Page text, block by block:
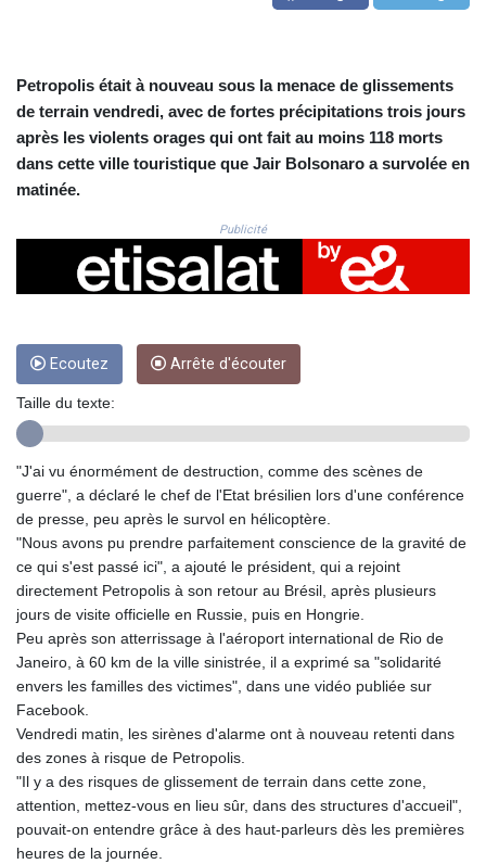
CRC 523.993489
CVE 110.26363
CZK 24.258158
DJF 205.267449
DKK 7.477932
DOP 67.289164
ERN 17.342035
ETB 186.049588
FJD 2.553384
GEL 3.017966
GGP 0.857252
GNF 10123.874202
GTQ 8.794891
GYD 241.157003
HKD 9.067746
HNL 30.895616
HRK 7.536622
HTG 150.718127
HUF 363.096405
IDR 20580.370421
ILS 3.468234
INR 110.076256
IQD 1509.981237
IRR
1590322.371805
ISK 142.598215
Petropolis était à nouveau sous la menace de glissements
de terrain vendredi, avec de fortes précipitations trois jours
après les violents orages qui ont fait au moins 118 morts
dans cette ville touristique que Jair Bolsonaro a survolée en
matinée.
Publicité
Ecoutez Arrête d'écouter
Taille du texte:
"J'ai vu énormément de destruction, comme des scènes de
guerre", a déclaré le chef de l'Etat brésilien lors d'une conférence
de presse, peu après le survol en hélicoptère.
"Nous avons pu prendre parfaitement conscience de la gravité de
ce qui s'est passé ici", a ajouté le président, qui a rejoint
directement Petropolis à son retour au Brésil, après plusieurs
jours de visite officielle en Russie, puis en Hongrie.
Peu après son atterrissage à l'aéroport international de Rio de
Janeiro, à 60 km de la ville sinistrée, il a exprimé sa "solidarité
envers les familles des victimes", dans une vidéo publiée sur
Facebook.
Vendredi matin, les sirènes d'alarme ont à nouveau retenti dans
des zones à risque de Petropolis.
"Il y a des risques de glissement de terrain dans cette zone,
attention, mettez-vous en lieu sûr, dans des structures d'accueil",
pouvait-on entendre grâce à des haut-parleurs dès les premières
heures de la journée.